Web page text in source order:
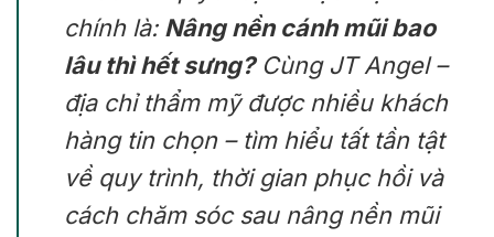
chính là: Nâng nền cánh mũi bao
lâu thì hết sưng?Cùng JT Angel –
địa chỉ thẩm mỹ được nhiều khách
hàng tin chọn – tìm hiểu tất tần tật
về quy trình, thời gian phục hồi và
cách chăm sóc sau nâng nền mũi